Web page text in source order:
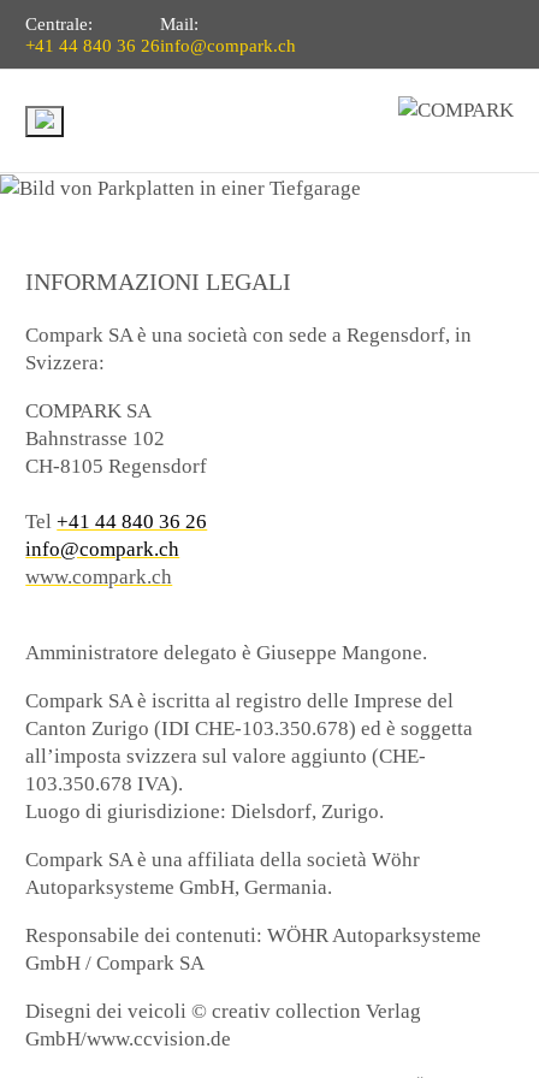
Centrale:
+41 44 840 36 26
Mail:
info@compark.ch
INFORMAZIONI LEGALI
Compark SA è una società con sede a Regensdorf, in
Svizzera:
COMPARK SA
Bahnstrasse 102
CH-8105 Regensdorf
Tel+41 44 840 36 26
info@compark.ch
www.compark.ch
Amministratore delegato è Giuseppe Mangone.
Compark SA è iscritta al registro delle Imprese del
Canton Zurigo (IDI CHE-103.350.678) ed è soggetta
all’imposta svizzera sul valore aggiunto (CHE-
103.350.678 IVA).
Luogo di giurisdizione: Dielsdorf, Zurigo.
Compark SA è una affiliata della società Wöhr
Autoparksysteme GmbH, Germania.
Responsabile dei contenuti: WÖHR Autoparksysteme
GmbH / Compark SA
Disegni dei veicoli © creativ collection Verlag
GmbH/www.ccvision.de